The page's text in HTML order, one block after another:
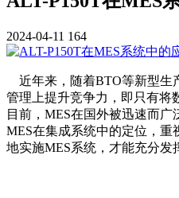
2024-04-11 164
近年来，随着BTO等新型生
管理上提升竞争力，即只有将
目前，MES在国外被迅速而
MES在集成系统中的定位，
地实施MES系统，才能充分发